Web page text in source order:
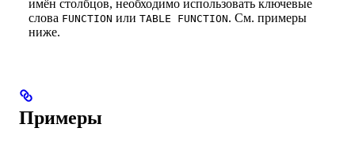
имён столбцов, необходимо использовать ключевые
слова FUNCTION или TABLE FUNCTION. См. примеры
ниже.
Примеры